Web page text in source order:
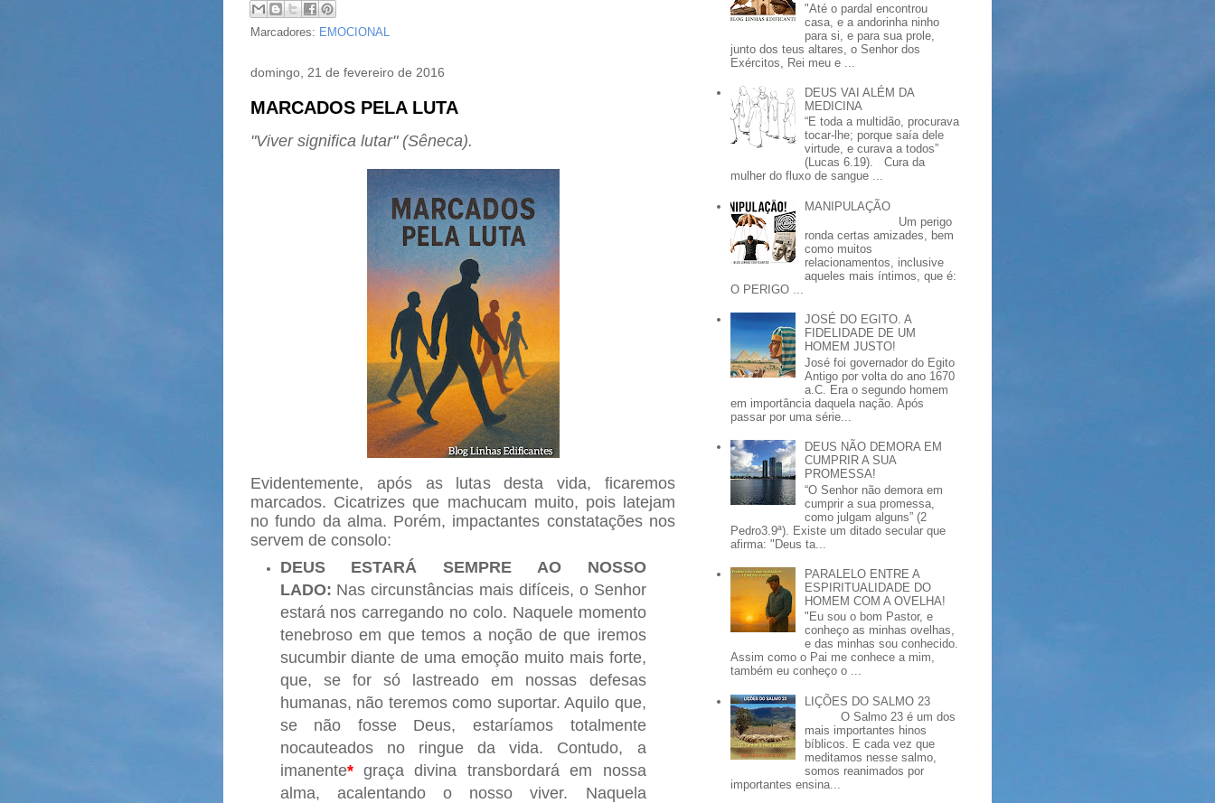
Marcadores: EMOCIONAL
domingo, 21 de fevereiro de 2016
MARCADOS PELA LUTA
"Viver significa lutar" (Sêneca).
Evidentemente, após as lutas desta vida, ficaremos
marcados. Cicatrizes que machucam muito, pois latejam
no fundo da alma. Porém, impactantes constatações nos
servem de consolo:
DEUS ESTARÁ SEMPRE AO NOSSO
LADO: Nas circunstâncias mais difíceis, o Senhor
estará nos carregando no colo. Naquele momento
tenebroso em que temos a noção de que iremos
sucumbir diante de uma emoção muito mais forte,
que, se for só lastreado em nossas defesas
humanas, não teremos como suportar. Aquilo que,
se não fosse Deus, estaríamos totalmente
nocauteados no ringue da vida. Contudo, a
imanente*graça divina transbordará em nossa
alma, acalentando o nosso viver. Naquela
"Até o pardal encontrou
casa, e a andorinha ninho
para si, e para sua prole,
junto dos teus altares, o Senhor dos
Exércitos, Rei meu e ...
DEUS VAI ALÉM DA
MEDICINA
“E toda a multidão, procurava
tocar-lhe; porque saía dele
virtude, e curava a todos”
(Lucas 6.19). Cura da
mulher do fluxo de sangue ...
MANIPULAÇÃO
Um perigo
ronda certas amizades, bem
como muitos
relacionamentos, inclusive
aqueles mais íntimos, que é:
O PERIGO ...
JOSÉ DO EGITO. A
FIDELIDADE DE UM
HOMEM JUSTO!
José foi governador do Egito
Antigo por volta do ano 1670
a.C. Era o segundo homem
em importância daquela nação. Após
passar por uma série...
DEUS NÃO DEMORA EM
CUMPRIR A SUA
PROMESSA!
“O Senhor não demora em
cumprir a sua promessa,
como julgam alguns” (2
Pedro3.9ª). Existe um ditado secular que
afirma: "Deus ta...
PARALELO ENTRE A
ESPIRITUALIDADE DO
HOMEM COM A OVELHA!
"Eu sou o bom Pastor, e
conheço as minhas ovelhas,
e das minhas sou conhecido.
Assim como o Pai me conhece a mim,
também eu conheço o ...
LIÇÕES DO SALMO 23
O Salmo 23 é um dos
mais importantes hinos
bíblicos. E cada vez que
meditamos nesse salmo,
somos reanimados por
importantes ensina...